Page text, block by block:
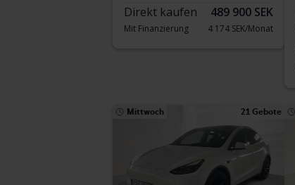
Direkt kaufen 489 900 SEK
Mit Finanzierung 4 174 SEK/Monat
Mittwoch 21 Gebote